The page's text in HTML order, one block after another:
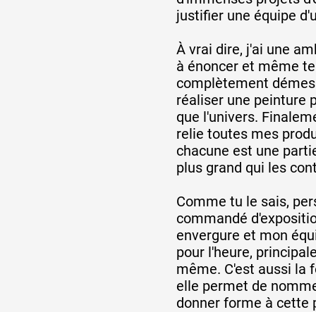
justifier une équipe
À vrai dire, j'ai une
à énoncer et même
complètement
réaliser une peinture
que l'univers.
relie toutes mes
chacune est une
plus grand qui les
Comme tu le sais,
commandé
envergure et mon
pour l'heure,
même. C'est aussi la
elle permet de
donner forme à cette